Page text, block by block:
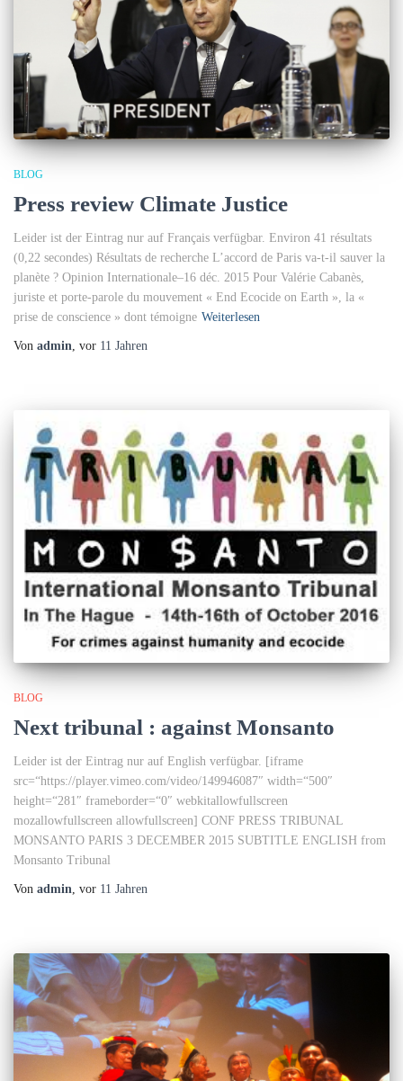
BLOG
Press review Climate Justice
Leider ist der Eintrag nur auf Français verfügbar. Environ 41 résultats
(0,22 secondes) Résultats de recherche L’accord de Paris va-t-il sauver la
planète ? Opinion Internationale–16 déc. 2015 Pour Valérie Cabanès,
juriste et porte-parole du mouvement « End Ecocide on Earth », la «
prise de conscience » dont témoigne Weiterlesen
Von admin, vor 11 Jahren
BLOG
Next tribunal : against Monsanto
Leider ist der Eintrag nur auf English verfügbar. [iframe
src=“https://player.vimeo.com/video/149946087″ width=“500″
height=“281″ frameborder=“0″ webkitallowfullscreen
mozallowfullscreen allowfullscreen] CONF PRESS TRIBUNAL
MONSANTO PARIS 3 DECEMBER 2015 SUBTITLE ENGLISH from
Monsanto Tribunal
Von admin , vor 11 Jahren